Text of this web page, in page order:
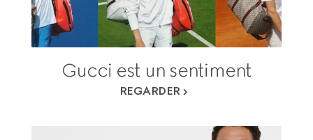
Gucci est un sentiment
REGARDER